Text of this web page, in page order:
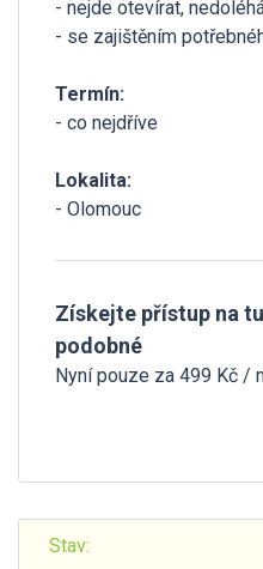
- nejde otevírat,
- se zajištěním
Termín:
- co nejdříve
Lokalita:
- Olomouc
Získejte přístup na
podobné
Nyní pouze za 499 Kč /
Stav: